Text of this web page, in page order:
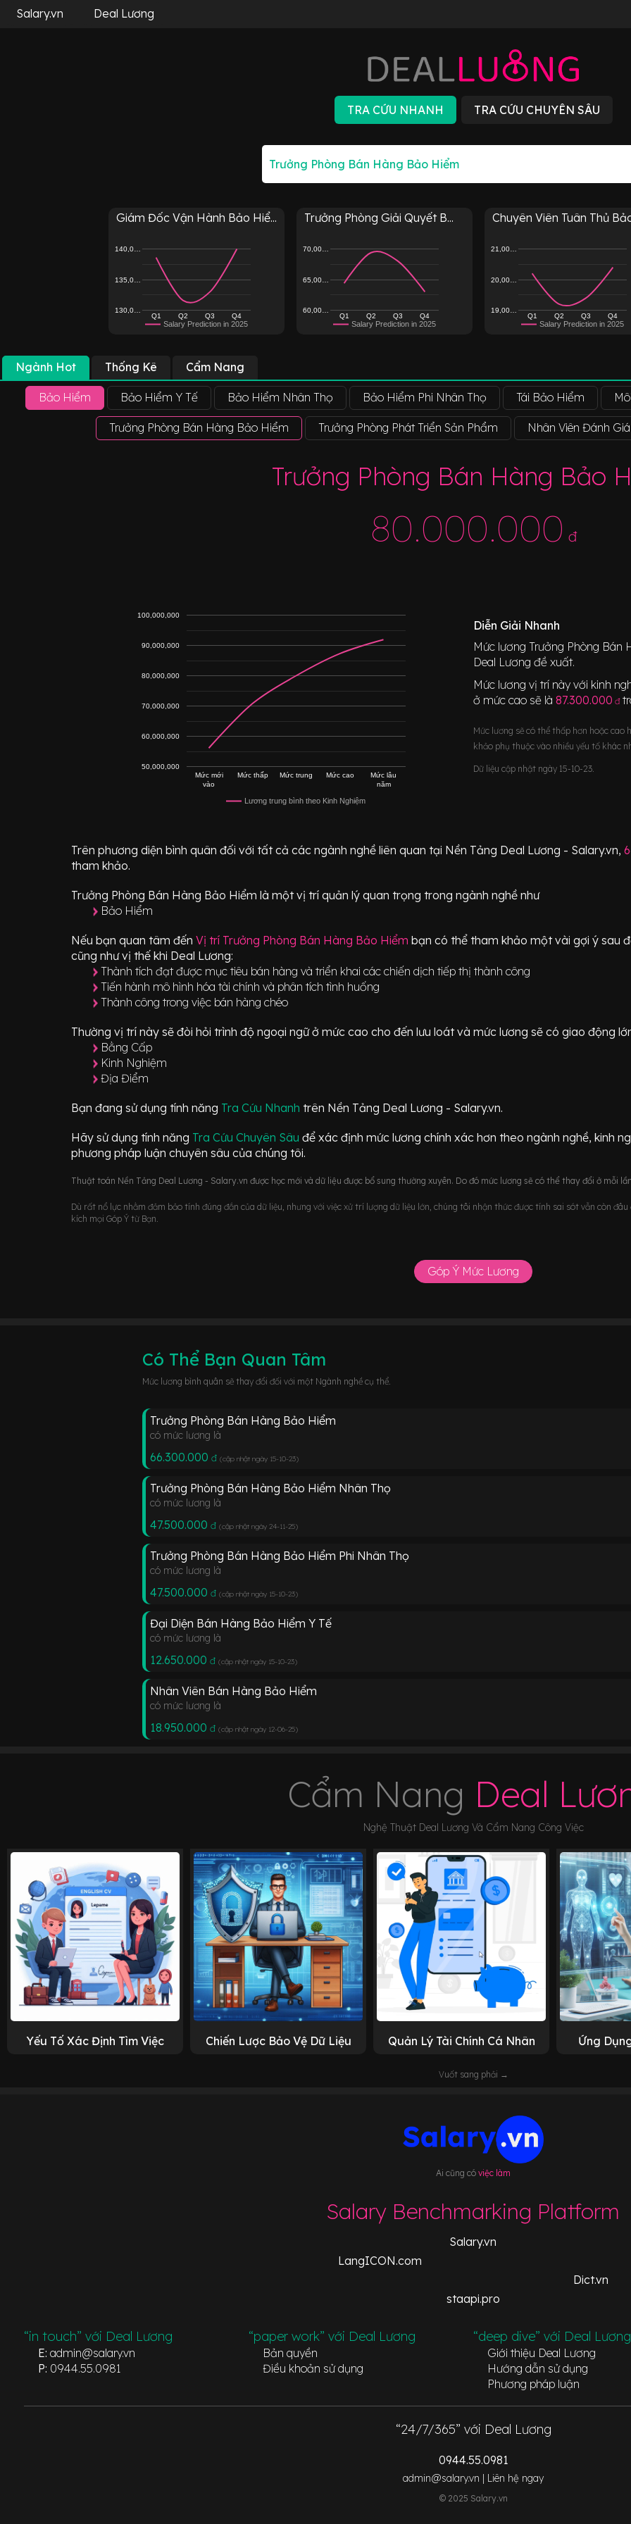
Salary.vn Deal Lương
Giám Đốc Vận Hành Bảo Hiể...
Salary Prediction in 2025
Q1 Q2 Q3 Q4
130,0…
135,0…
140,0…
Trưởng Phòng Giải Quyết B...
Salary Prediction in 2025
Q1 Q2 Q3 Q4
60,00…
65,00…
70,00…
Chuyên Viên Tuân Thủ
Salary Prediction in 2025
Q1 Q2 Q3 Q4
19,00…
20,00…
21,00…
Ngành Hot Thống Kê Cẩm Nang
Bảo Hiểm Bảo Hiểm Y Tế Bảo Hiểm Nhân Thọ Bảo Hiểm Phi Nhân Thọ Tái Bảo Hiểm
Trưởng Phòng Bán Hàng Bảo Hiểm Trưởng Phòng Phát Triển Sản Phẩm Nhân Viên Đánh
Trưởng Phòng Bán Hàng Bảo
80.000.000 đ
Lương trung bình theo Kinh Nghiệm
Mức mới
vào
Mức thấp Mức trung Mức cao
Mức lâu
năm
50,000,000
60,000,000
70,000,000
80,000,000
90,000,000
100,000,000
Diễn Giải Nhanh
Mức lương Trưởng Phòng Bán
Deal Lương đề xuất.
Mức lương vị trí này với kinh
ở mức cao sẽ là 87.300.000 đ
Mức lương sẽ có thể thấp hơn hoặc
khảo phụ thuộc vào nhiều yếu tố khác
Dữ liệu cập nhật ngày 15-10-23.
Trên phương diện bình quân đối với tất cả các ngành nghề liên quan tại Nền Tảng Deal Lương - Salary.vn,
tham khảo.
Trưởng Phòng Bán Hàng Bảo Hiểm là một vị trí quản lý quan trọng trong ngành nghề như
Bảo Hiểm
Nếu bạn quan tâm đến Vị trí Trưởng Phòng Bán Hàng Bảo Hiểm bạn có thể tham khảo một vài gợi ý sau
cũng như vị thế khi Deal Lương:
Thành tích đạt được mục tiêu bán hàng và triển khai các chiến dịch tiếp thị thành công
Tiến hành mô hình hóa tài chính và phân tích tình huống
Thành công trong việc bán hàng chéo
Thường vị trí này sẽ đòi hỏi trình độ ngoại ngữ ở mức cao cho đến lưu loát và mức lương sẽ có giao động
Bằng Cấp
Kinh Nghiệm
Địa Điểm
Bạn đang sử dụng tính năng Tra Cứu Nhanh trên Nền Tảng Deal Lương - Salary.vn.
Hãy sử dụng tính năng Tra Cứu Chuyên Sâu để xác định mức lương chính xác hơn theo ngành nghề, kinh
phương pháp luận chuyên sâu của chúng tôi.
Thuật toán Nền Tảng Deal Lương - Salary.vn được học mới và dữ liệu được bổ sung thường xuyên. Do đó mức lương sẽ có thể thay đổi ở mỗi
Dù rất nổ lực nhằm đảm bảo tính đúng đắn của dữ liệu, nhưng với việc xử trí lượng dữ liệu lớn, chúng tôi nhận thức được tính sai sót vẫn còn
kích mọi Góp Ý từ Bạn.
Góp Ý Mức Lương
Có Thể Bạn Quan Tâm
Mức lương bình quân sẽ thay đổi đối với một Ngành nghề cụ thể.
Trưởng Phòng Bán Hàng Bảo Hiểm
có mức lương là
66.300.000 đ (cập nhật ngày 15-10-23)
Trưởng Phòng Bán Hàng Bảo Hiểm Nhân Thọ
có mức lương là
47.500.000 đ (cập nhật ngày 24-11-25)
Trưởng Phòng Bán Hàng Bảo Hiểm Phi Nhân Thọ
có mức lương là
47.500.000 đ (cập nhật ngày 15-10-23)
Đại Diện Bán Hàng Bảo Hiểm Y Tế
có mức lương là
12.650.000 đ (cập nhật ngày 15-10-23)
Nhân Viên Bán Hàng Bảo Hiểm
có mức lương là
18.950.000 đ (cập nhật ngày 12-06-25)
Cẩm Nang Deal
Nghệ Thuật Deal Lương Và Cẩm Nang Công Việc
Yếu Tố Xác Định Tìm Việc Chiến Lược Bảo Vệ Dữ Liệu Quản Lý Tài Chính Cá Nhân Ứng
Vuốt sang phải →
Ai cũng cóviệc làm
Salary Benchmarking Platform
Salary.vn
LangICON.com
Dict.vn
staapi.pro
“in touch” với Deal Lương
E: admin@salary.vn
P: 0944.55.0981
“paper work” với Deal Lương
Bản quyền
Điều khoản sử dụng
“deep dive” với Deal Lương
Giới thiệu Deal Lương
Hướng dẫn sử dụng
Phương pháp luận
“24/7/365” với Deal Lương
0944.55.0981
admin@salary.vn | Liên hệ ngay
© 2025 Salary.vn